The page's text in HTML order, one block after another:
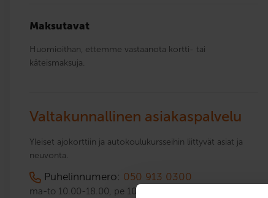
Maksutavat
Huomioithan, ettemme vastaanota kortti- tai
käteismaksuja.
Valtakunnallinen asiakaspalvelu
Yleiset ajokorttiin ja autokoulukursseihin liittyvät asiat ja
neuvonta.
Puhelinnumero: 050 913 0300
ma-to 10.00-18.00, pe 10.00-15.00